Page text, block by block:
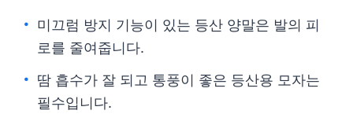
미끄럼 방지 기능이 있는 등산 양말은 발의 피
로를 줄여줍니다.
땀 흡수가 잘 되고 통풍이 좋은 등산용 모자는
필수입니다.